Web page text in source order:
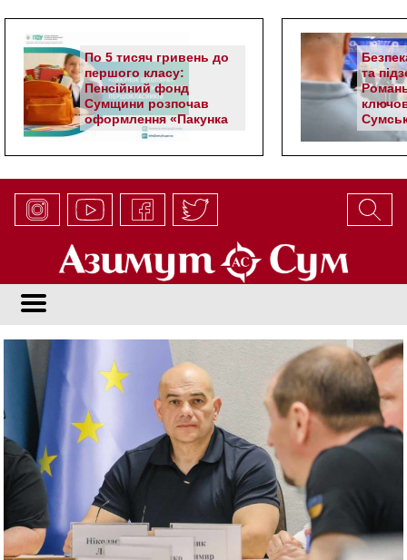
По 5 тисяч гривень до
першого класу:
Пенсійний фонд
Сумщини розпочав
оформлення «Пакунка
школяра»
та